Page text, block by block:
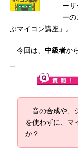
ー
ー
ぶマイコン講座」。
今回は、 中級者か
音の合成や、
を使わずに、マ
か？